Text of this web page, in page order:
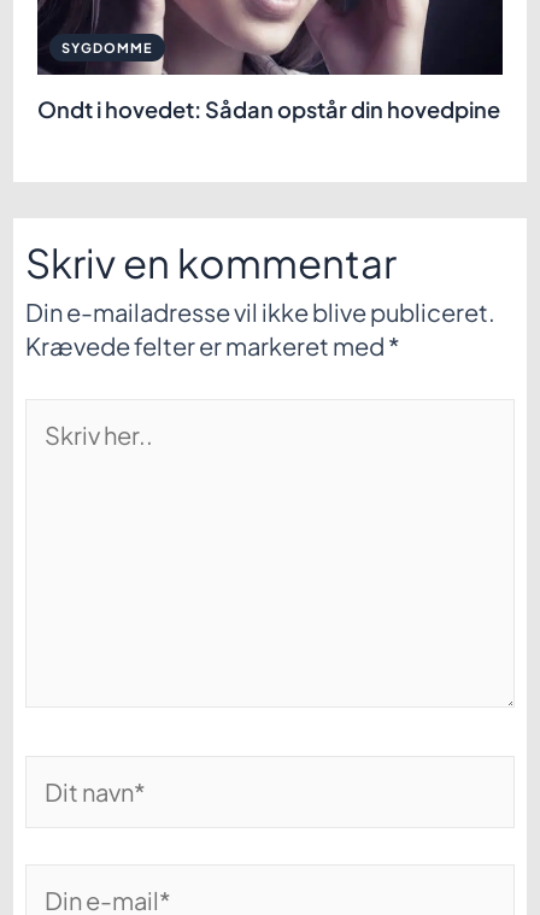
Ondt i hovedet: Sådan opstår din hovedpine
SYGDOMME
Skriv en kommentar
Din e-mailadresse vil ikke blive publiceret.
Krævede felter er markeret med *
her..
navn*